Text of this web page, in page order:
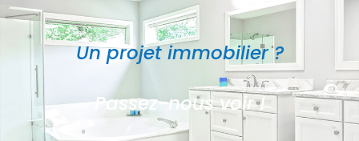
Un projet immobilier ?
Passez-nous voir !